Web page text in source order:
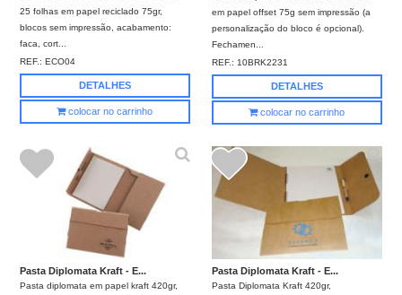
25 folhas em papel reciclado 75gr,
blocos sem impressão, acabamento:
faca, cort...
REF.: ECO04
DETALHES
colocar no carrinho
em papel offset 75g sem impressão (a
personalização do bloco é opcional).
Fechamen...
REF.: 10BRK2231
DETALHES
colocar no carrinho
Pasta Diplomata Kraft - E...
Pasta diplomata em papel kraft 420gr,
Pasta Diplomata Kraft - E...
Pasta Diplomata Kraft 420gr,